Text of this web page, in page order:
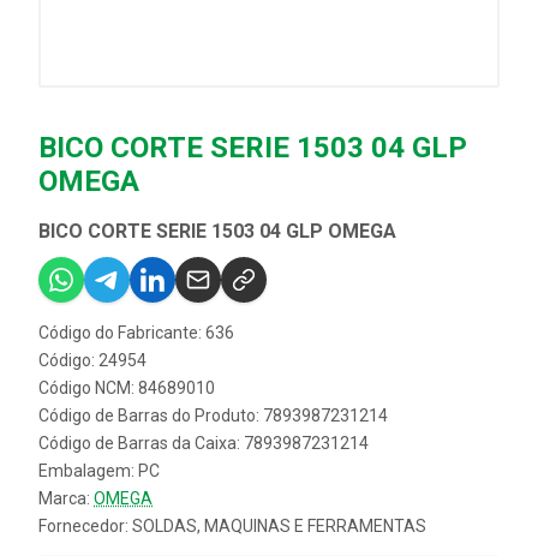
BICO CORTE SERIE 1503 04 GLP
OMEGA
BICO CORTE SERIE 1503 04 GLP OMEGA
Código do Fabricante: 636
Código: 24954
Código NCM: 84689010
Código de Barras do Produto: 7893987231214
Código de Barras da Caixa: 7893987231214
Embalagem: PC
Marca: OMEGA
Fornecedor: SOLDAS, MAQUINAS E FERRAMENTAS